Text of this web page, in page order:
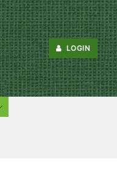
LOGIN